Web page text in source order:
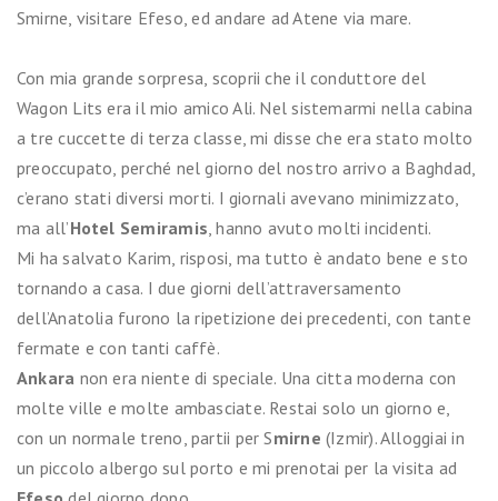
Smirne, visitare Efeso, ed andare ad Atene via mare.
Con mia grande sorpresa, scoprii che il conduttore del
Wagon Lits era il mio amico Ali. Nel sistemarmi nella cabina
a tre cuccette di terza classe, mi disse che era stato molto
preoccupato, perché nel giorno del nostro arrivo a Baghdad,
c’erano stati diversi morti. I giornali avevano minimizzato,
ma all’Hotel Semiramis , hanno avuto molti incidenti.
Mi ha salvato Karim, risposi, ma tutto è andato bene e sto
tornando a casa. I due giorni dell’attraversamento
dell’Anatolia furono la ripetizione dei precedenti, con tante
fermate e con tanti caffè.
Ankara non era niente di speciale. Una citta moderna con
molte ville e molte ambasciate. Restai solo un giorno e,
con un normale treno, partii per Smirne (Izmir). Alloggiai in
un piccolo albergo sul porto e mi prenotai per la visita ad